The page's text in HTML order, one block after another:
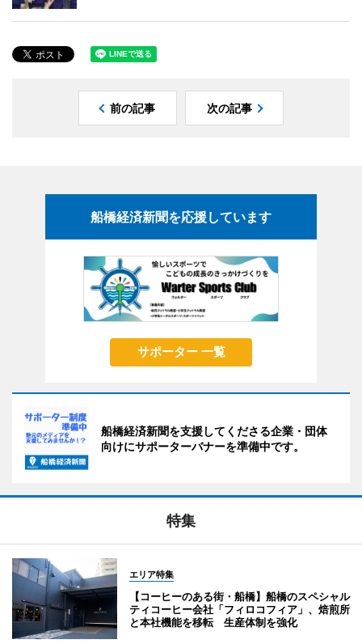
前の記事 次の記事
船橋経済新聞を応援しています
サポーター 一覧
船橋経済新聞を支援してくださる企業・団体
向けにサポーターバナーを準備中です。
特集
エリア特集
【コーヒーのある街・船橋】船橋のスペシャル
ティコーヒー会社「フィロコフィア」、焙煎所
と本社機能を移転 生産体制を強化